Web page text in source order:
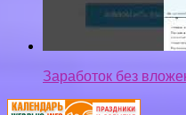
Заработок без